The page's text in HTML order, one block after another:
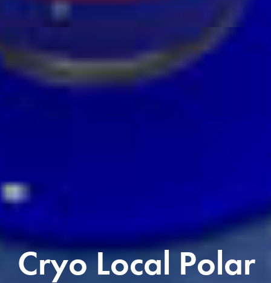
CryoLocalPolar